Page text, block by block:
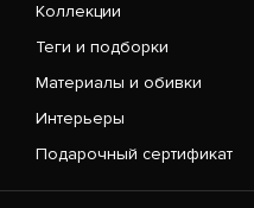
Коллекции
Теги и подборки
Материалы и обивки
Интерьеры
Подарочный сертификат